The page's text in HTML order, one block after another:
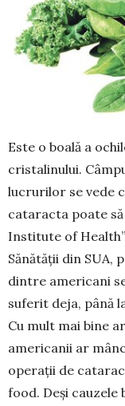
Este o boală a
cristalinului.
lu­crurilor se vede
ca­taracta poate
Institute of
Sănă­tății din SUA,
dintre americani
suferit deja, până
Cu mult mai bine
americanii ar
operații de
food. Deși cauzele